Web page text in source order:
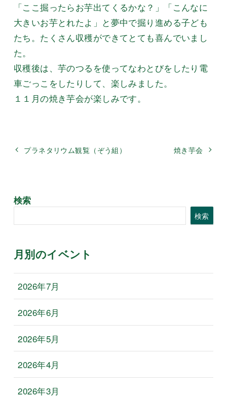
「ここ掘ったらお芋出てくるかな？」「こんなに
大きいお芋とれたよ」と夢中で掘り進める子ども
たち。たくさん収穫ができてとても喜んでいまし
た。
収穫後は、芋のつるを使ってなわとびをしたり電
車ごっこをしたりして、楽しみました。
１１月の焼き芋会が楽しみです。
プラネタリウム観覧（ぞう組） 焼き芋会
検索
検索
月別のイベント
2026年7月
2026年6月
2026年5月
2026年4月
2026年3月